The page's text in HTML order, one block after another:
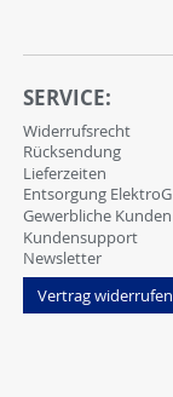
SERVICE:
Widerrufsrecht
Rücksendung
Lieferzeiten
Entsorgung ElektroG
Gewerbliche Kunden
Kundensupport
Newsletter
Vertrag widerrufen